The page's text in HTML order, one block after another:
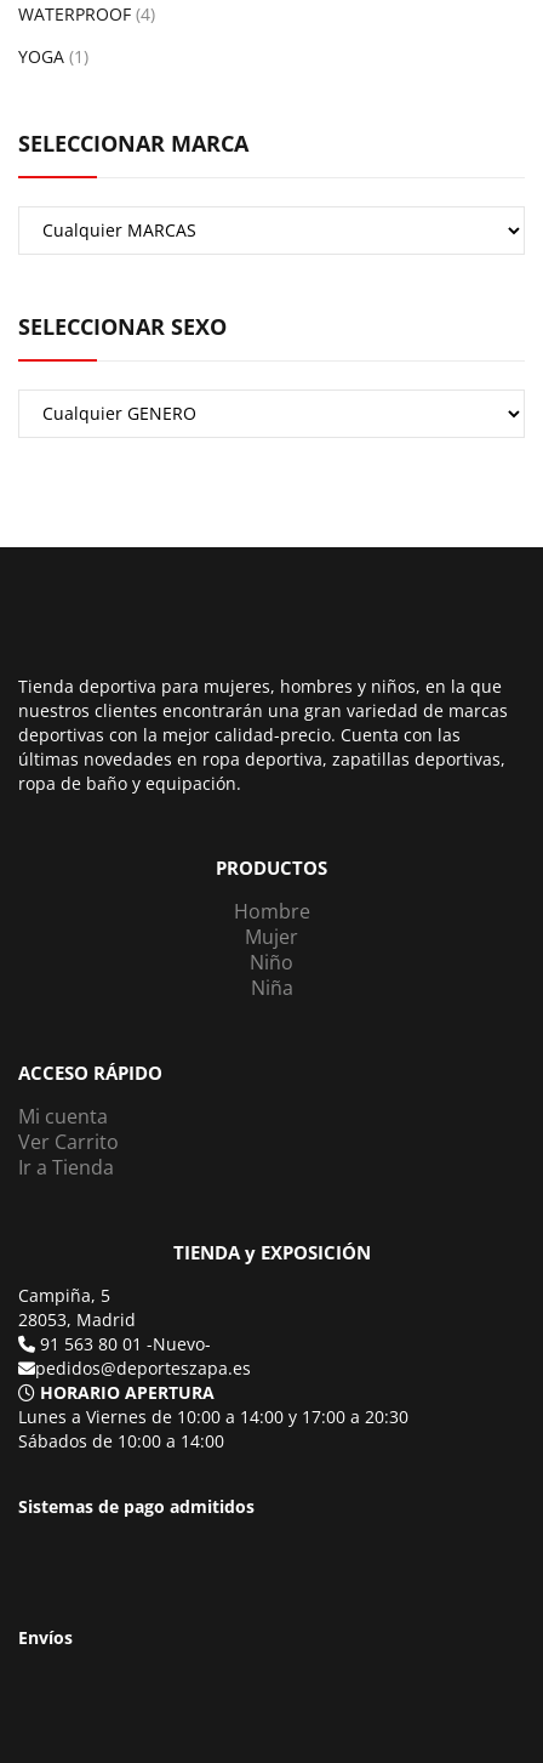
WATERPROOF (4)
YOGA (1)
SELECCIONAR MARCA
SELECCIONAR SEXO
Tienda deportiva para mujeres, hombres y niños, en la que
nuestros clientes encontrarán una gran variedad de marcas
deportivas con la mejor calidad-precio. Cuenta con las
últimas novedades en ropa deportiva, zapatillas deportivas,
ropa de baño y equipación.
PRODUCTOS
Hombre
Mujer
Niño
Niña
ACCESO RÁPIDO
Mi cuenta
Ver Carrito
Ir a Tienda
TIENDA y EXPOSICIÓN
Campiña, 5
28053, Madrid
91 563 80 01 -Nuevo-
pedidos@deporteszapa.es
HORARIO APERTURA
Lunes a Viernes de 10:00 a 14:00 y 17:00 a 20:30
Sábados de 10:00 a 14:00
Sistemas de pago admitidos
Envíos